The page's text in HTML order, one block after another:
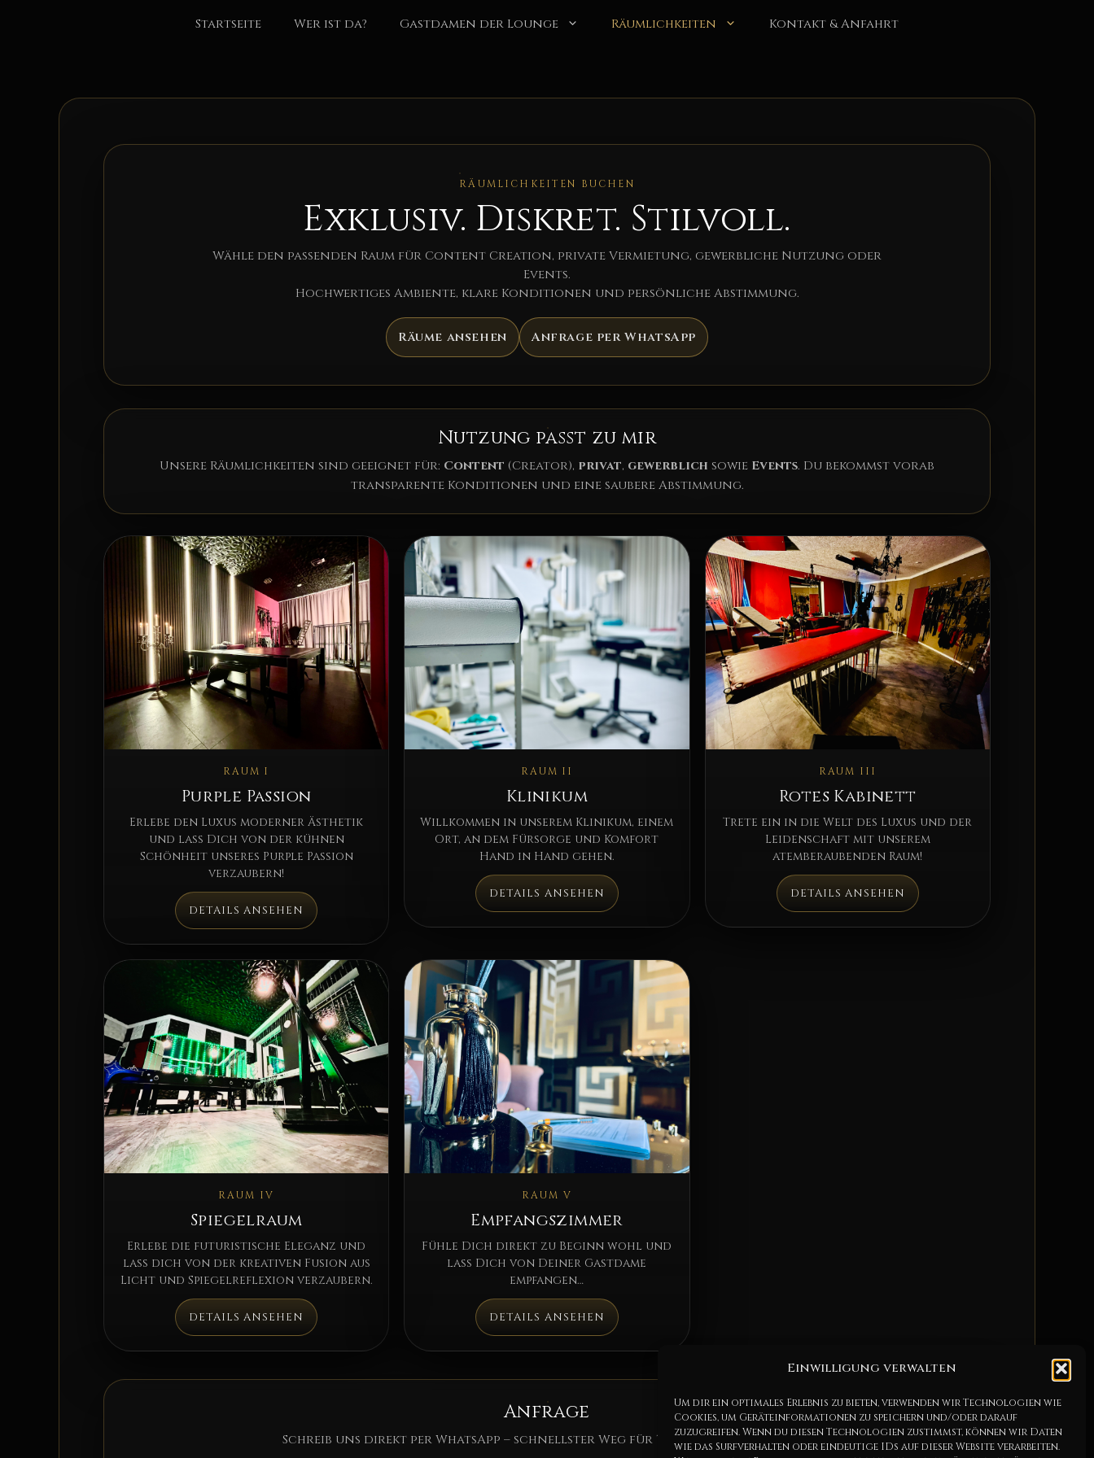
Einwilligung verwalten
Um dir ein optimales Erlebnis zu bieten, verwenden wir Technologien wie
Cookies, um Geräteinformationen zu speichern und/oder darauf
zuzugreifen. Wenn du diesen Technologien zustimmst, können wir Daten
wie das Surfverhalten oder eindeutige IDs auf dieser Website verarbeiten.
Startseite Wer ist da? Gastdamen der Lounge Räumlichkeiten Kontakt & Anfahrt
RÄUMLICHKEITEN BUCHEN
Exklusiv. Diskret. Stilvoll.
Wähle den passenden Raum für Content Creation, private Vermietung, gewerbliche Nutzung oder
Events.
Hochwertiges Ambiente, klare Konditionen und persönliche Abstimmung.
Räume ansehen Anfrage per WhatsApp
Nutzung passt zu mir
Unsere Räumlichkeiten sind geeignet für: Content (Creator), privat, gewerblich sowie Events. Du bekommst vorab
transparente Konditionen und eine saubere Abstimmung.
RAUM I
Purple Passion
Erlebe den Luxus moderner Ästhetik
und lass Dich von der kühnen
Schönheit unseres Purple Passion
verzaubern!
DETAILS ANSEHEN
RAUM II
Klinikum
Willkommen in unserem Klinikum, einem
Ort, an dem Fürsorge und Komfort
Hand in Hand gehen.
DETAILS ANSEHEN
RAUM III
Rotes Kabinett
Trete ein in die Welt des Luxus und der
Leidenschaft mit unserem
atemberaubenden Raum!
DETAILS ANSEHEN
RAUM IV
Spiegelraum
Erlebe die futuristische Eleganz und
lass dich von der kreativen Fusion aus
Licht und Spiegelreflexion verzaubern.
DETAILS ANSEHEN
RAUM V
Empfangszimmer
Fühle Dich direkt zu Beginn wohl und
lass Dich von Deiner Gastdame
empfangen…
DETAILS ANSEHEN
Anfrage
Schreib uns direkt per WhatsApp – schnellster Weg für Termin & Konditionen.